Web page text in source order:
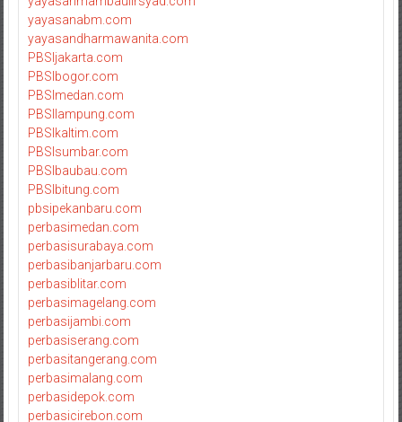
yayasanabm.com
yayasandharmawanita.com
PBSIjakarta.com
PBSIbogor.com
PBSImedan.com
PBSIlampung.com
PBSIkaltim.com
PBSIsumbar.com
PBSIbaubau.com
PBSIbitung.com
pbsipekanbaru.com
perbasimedan.com
perbasisurabaya.com
perbasibanjarbaru.com
perbasiblitar.com
perbasimagelang.com
perbasijambi.com
perbasiserang.com
perbasitangerang.com
perbasimalang.com
perbasidepok.com
perbasicirebon.com